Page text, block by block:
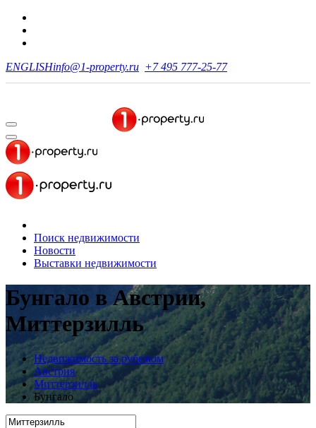
ENGLISHinfo@1-property.ru +7 495 777-25-77
Поиск недвижимости
Новости
Выставки недвижимости
Бунгало в Австрии,
Миттерзилль
Недвижимость за рубежом
Австрия
Миттерзилль
Бунгало